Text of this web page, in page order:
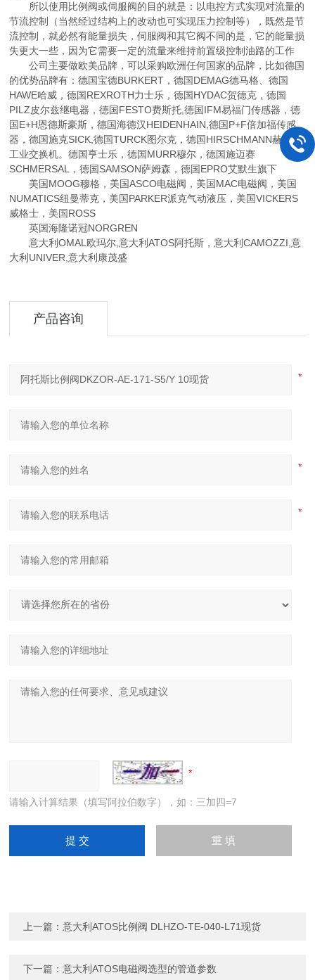
所以使用比例阀或伺服阀的目的就是：以电控方式实现对流量的
节流控制（当然经过结构上的改动也可实现压力控制等），既然是节
流控制，就必然有能量损失，伺服阀和其它阀不同的是，它的能量损
失更大一些，因为它需要一定的流量来维持前置级控制油路的工作
公司主要做欧美品牌，可以采购欧洲任何国家的品牌，比如德国
的优势品牌有：德国宝德BURKERT，德国DEMAG德马格、德国
HAWE哈威，德国REXROTH力士乐，德国HYDAC贺德克，德国
PILZ皮尔兹继电器，德国FESTO费斯托,德国IFM易福门传感器，德
国E+H恩德斯豪斯，德国海德汉HEIDENHAIN,德国P+F倍加福传感
器，德国施克SICK,德国TURCK图尔克，德国HIRSCHMANN赫斯曼
工业交换机。德国亨士乐，德国MURR穆尔，德国施迈赛
SCHMERSAL，德国SAMSON萨姆森，德国EPRO艾默生旗下
美国MOOG穆格，美国ASCO电磁阀，美国MAC电磁阀，美国
NUMATICS纽曼蒂克，美国PARKER派克气动液压，美国VICKERS
威格士，美国ROSS
英国海隆诺冠NORGREN
意大利OMAL欧玛尔,意大利ATOS阿托斯，意大利CAMOZZI,意
大利UNIVER,意大利康茂盛
产品咨询
请输入计算结果（填写阿拉伯数字），如：三加四=7
上一篇：意大利ATOS比例阀 DLHZO-TE-040-L71现货
下一篇：意大利ATOS电磁阀选型的管道参数